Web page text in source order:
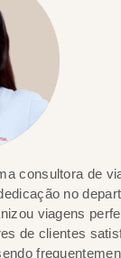
consultora de
no
viagens
de clientes